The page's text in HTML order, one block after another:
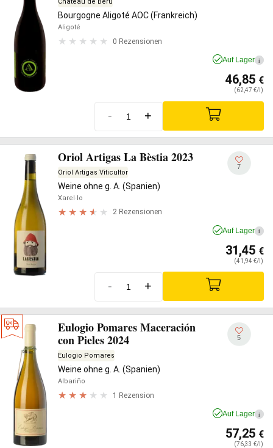
Bourgogne Aligoté AOC (Frankreich)
Aligoté
0 Rezensionen
Auf Lager i
46,85 €
(62,47 €/l)
- +
Oriol Artigas La Bèstia 2023
Oriol Artigas Viticultor
Weine ohne g. A. (Spanien)
Xarel·lo
2 Rezensionen
7
Auf Lager i
31,45 €
(41,94 €/l)
- +
Eulogio Pomares Maceración
con Pieles 2024
Eulogio Pomares
Weine ohne g. A. (Spanien)
Albariño
1 Rezension
5
Auf Lager i
57,25 €
(76,33 €/l)